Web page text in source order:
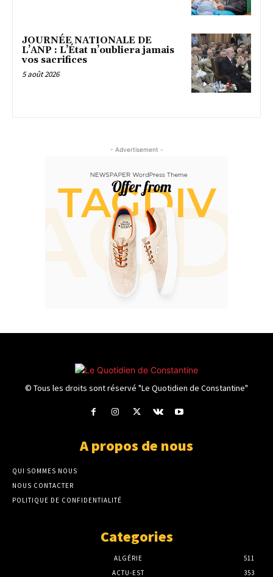
JOURNÉE NATIONALE DE
L’ANP : L’État n’oubliera jamais
vos sacrifices
5 août 2026
- Advertisement -
© Tous les droits sont réservé "Le Quotidien de Constantine"
A propos de nous
QUI SOMMES NOUS
NOUS CONTACTER
POLITIQUE DE CONFIDENTIALITÉ
Categories
ALGÉRIE
511
ACTU-EST
353